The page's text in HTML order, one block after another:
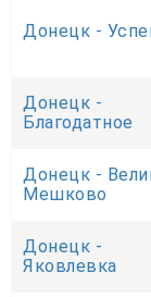
Донецк -
Донецк -
Благодатное
Донецк -
Мешково
Донецк -
Яковлевка